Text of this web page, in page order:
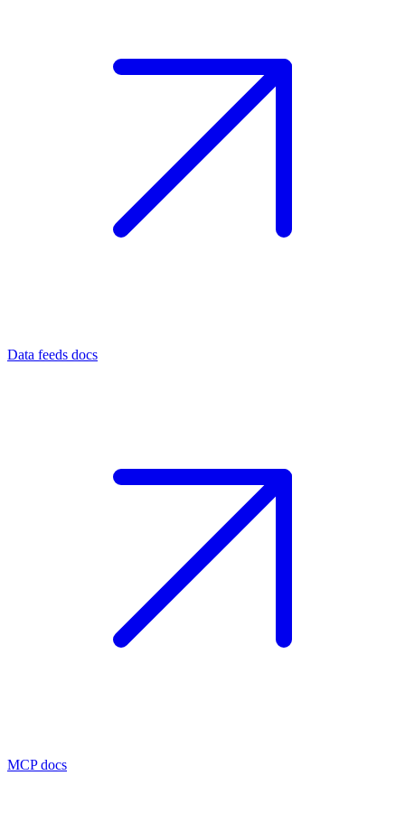
Data feeds docs
MCP docs